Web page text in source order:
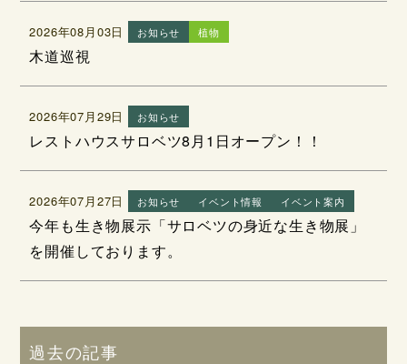
2026年08月03日 お知らせ 植物
木道巡視
2026年07月29日 お知らせ
レストハウスサロベツ8月1日オープン！！
2026年07月27日 お知らせ イベント情報 イベント案内
今年も生き物展示「サロベツの身近な生き物展」
を開催しております。
過去の記事